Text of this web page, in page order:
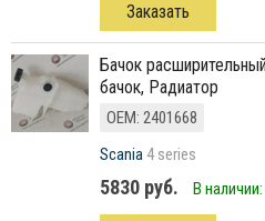
Заказать
Бачок расширительный нов. \ Расширительный
бачок, Радиатор
ОЕМ: 2401668
Scania 4 series
5830 руб. В наличии: